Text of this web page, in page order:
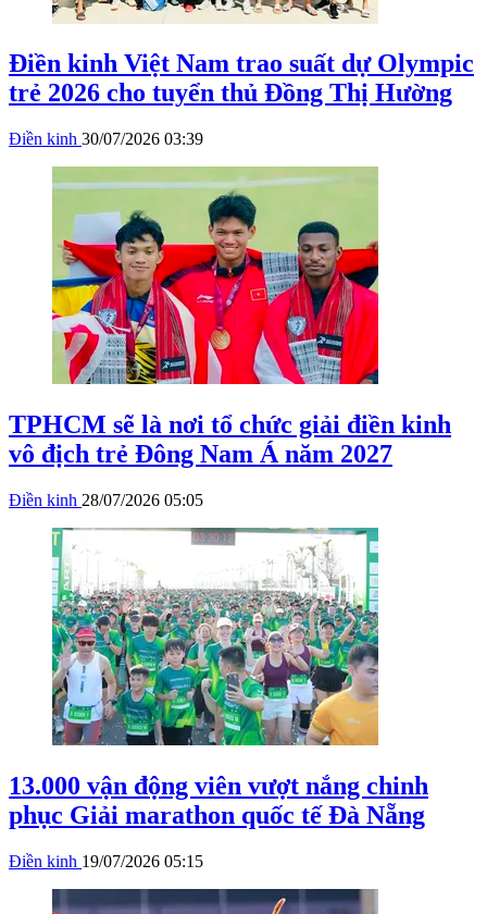
Điền kinh Việt Nam trao suất dự Olympic
trẻ 2026 cho tuyển thủ Đồng Thị Hường
Điền kinh 30/07/2026 03:39
TPHCM sẽ là nơi tổ chức giải điền kinh
vô địch trẻ Đông Nam Á năm 2027
Điền kinh 28/07/2026 05:05
13.000 vận động viên vượt nắng chinh
phục Giải marathon quốc tế Đà Nẵng
Điền kinh 19/07/2026 05:15